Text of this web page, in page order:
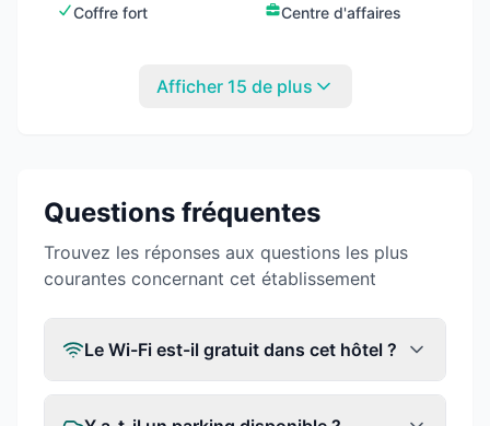
Coffre fort Centre d'affaires
Afficher 15 de plus
Questions fréquentes
Trouvez les réponses aux questions les plus
courantes concernant cet établissement
Le Wi-Fi est-il gratuit dans cet hôtel ?